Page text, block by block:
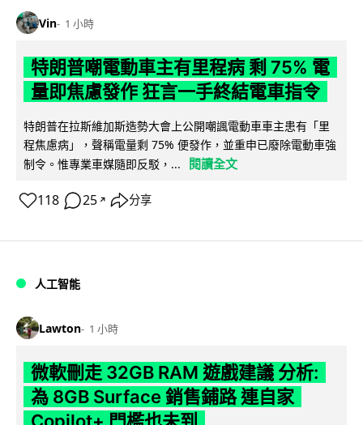
Vin 1 小時
特朗普嘲電動車主有里程病 剩 75% 電
量即焦慮發作 狂言一手終結電車指令
特朗普在拉斯維加斯造勢大會上公開嘲諷電動車車主患有「里
程焦慮病」，聲稱電量剩 75% 便發作，並重申已廢除電動車強
制令。惟專業車媒隨即反駁，...
閱讀全文
118 25 ↗ 分享
人工智能
Lawton 1 小時
微軟刪走 32GB RAM 遊戲建議 分析:
為 8GB Surface 銷售鋪路 連自家